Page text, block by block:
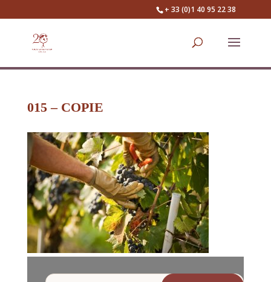
+ 33 (0)1 40 95 22 38
015 – COPIE